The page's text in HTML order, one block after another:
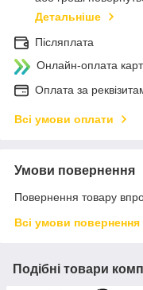
Детальніше
Післяплата
Онлайн-оплата
Оплата за
Всі умови оплати
Умови повернення
Повернення товару
Всі умови повернення
Подібні товари